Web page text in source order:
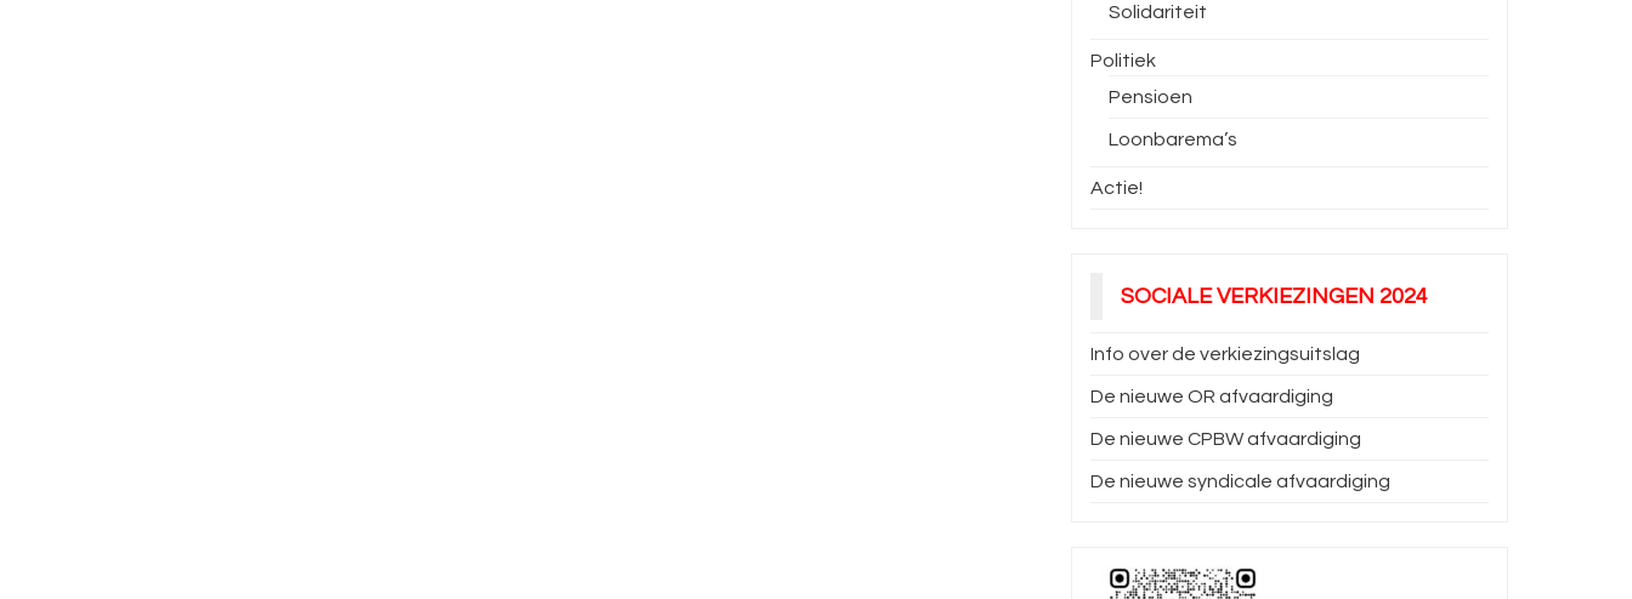
Solidariteit
Politiek
Pensioen
Loonbarema’s
Actie!
SOCIALE VERKIEZINGEN 2024
Info over de verkiezingsuitslag
De nieuwe OR afvaardiging
De nieuwe CPBW afvaardiging
De nieuwe syndicale afvaardiging